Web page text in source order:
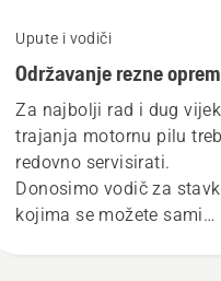
Upute i vodiči
Održavanje rezne
Za najbolji rad i dug vijek
trajanja motornu pilu
redovno servisirati.
Donosimo vodič za
kojima se možete sami